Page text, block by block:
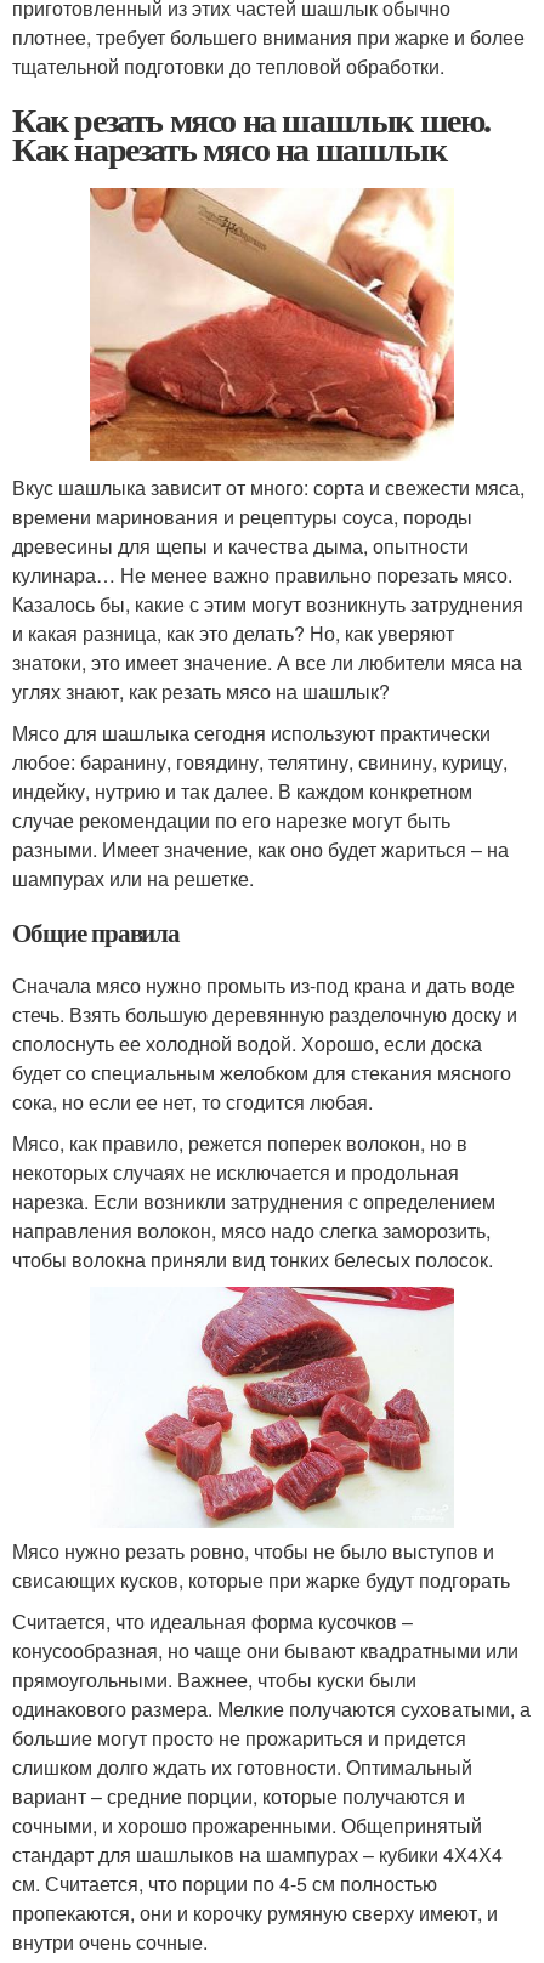
приготовленный из этих частей шашлык обычно
плотнее, требует большего внимания при жарке и более
тщательной подготовки до тепловой обработки.
Как резать мясо на шашлык шею.
Как нарезать мясо на шашлык
Вкус шашлыка зависит от много: сорта и свежести мяса,
времени маринования и рецептуры соуса, породы
древесины для щепы и качества дыма, опытности
кулинара… Не менее важно правильно порезать мясо.
Казалось бы, какие с этим могут возникнуть затруднения
и какая разница, как это делать? Но, как уверяют
знатоки, это имеет значение. А все ли любители мяса на
углях знают, как резать мясо на шашлык?
Мясо для шашлыка сегодня используют практически
любое: баранину, говядину, телятину, свинину, курицу,
индейку, нутрию и так далее. В каждом конкретном
случае рекомендации по его нарезке могут быть
разными. Имеет значение, как оно будет жариться – на
шампурах или на решетке.
Общие правила
Сначала мясо нужно промыть из-под крана и дать воде
стечь. Взять большую деревянную разделочную доску и
сполоснуть ее холодной водой. Хорошо, если доска
будет со специальным желобком для стекания мясного
сока, но если ее нет, то сгодится любая.
Мясо, как правило, режется поперек волокон, но в
некоторых случаях не исключается и продольная
нарезка. Если возникли затруднения с определением
направления волокон, мясо надо слегка заморозить,
чтобы волокна приняли вид тонких белесых полосок.
Мясо нужно резать ровно, чтобы не было выступов и
свисающих кусков, которые при жарке будут подгорать
Считается, что идеальная форма кусочков –
конусообразная, но чаще они бывают квадратными или
прямоугольными. Важнее, чтобы куски были
одинакового размера. Мелкие получаются суховатыми, а
большие могут просто не прожариться и придется
слишком долго ждать их готовности. Оптимальный
вариант – средние порции, которые получаются и
сочными, и хорошо прожаренными. Общепринятый
стандарт для шашлыков на шампурах – кубики 4Х4Х4
см. Считается, что порции по 4-5 см полностью
пропекаются, они и корочку румяную сверху имеют, и
внутри очень сочные.